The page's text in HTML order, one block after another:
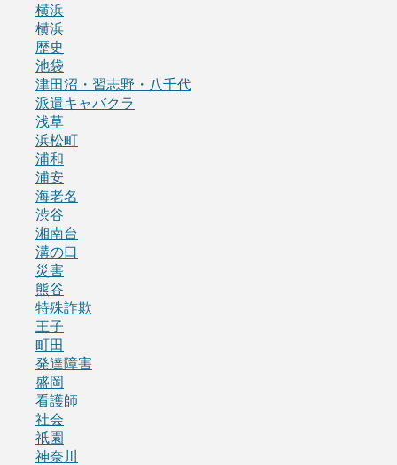
横浜
横浜
歴史
池袋
津田沼・習志野・八千代
派遣キャバクラ
浅草
浜松町
浦和
浦安
海老名
渋谷
湘南台
溝の口
災害
熊谷
特殊詐欺
王子
町田
発達障害
盛岡
看護師
社会
祇園
神奈川